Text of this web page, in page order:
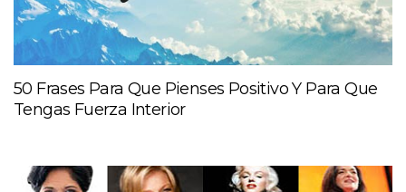
50 Frases Para Que Pienses Positivo Y Para Que
Tengas Fuerza Interior